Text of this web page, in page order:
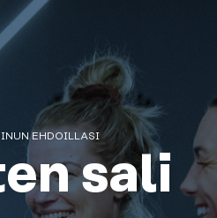
EHDOILLASI
sali